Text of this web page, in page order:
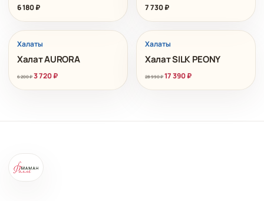
6 180₽ 7 730₽
Халаты
Халат AURORA
6 200₽ Первоначальная
3 720₽Текущая
Халаты
Халат SILK PEONY
28 990₽ Первоначальная
17 390₽Текущая